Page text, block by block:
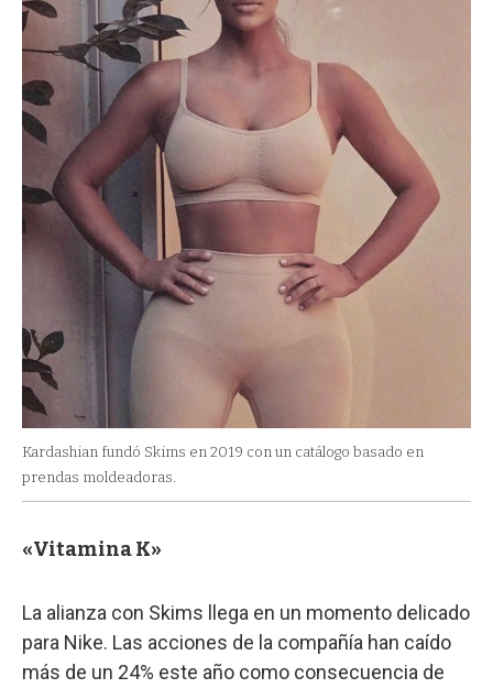
Kardashian fundó Skims en 2019 con un catálogo basado en
prendas moldeadoras.
«Vitamina K»
La alianza con Skims llega en un momento delicado
para Nike. Las acciones de la compañía han caído
más de un 24% este año como consecuencia de